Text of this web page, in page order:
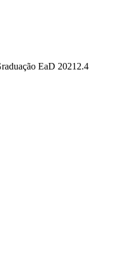
EaD 20212.4